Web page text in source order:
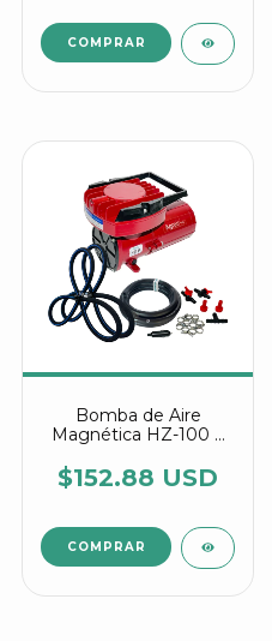
Bomba de Aire
Magnética HZ-100 a
$152.88 USD